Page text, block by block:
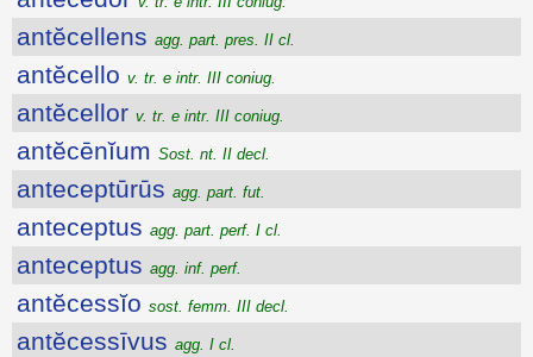
antĕcellens agg. part. pres. II cl.
antĕcello v. tr. e intr. III coniug.
antĕcellor v. tr. e intr. III coniug.
antĕcēnĭum Sost. nt. II decl.
anteceptūrūs agg. part. fut.
anteceptus agg. part. perf. I cl.
anteceptus agg. inf. perf.
antĕcessĭo sost. femm. III decl.
antĕcessīvus agg. I cl.